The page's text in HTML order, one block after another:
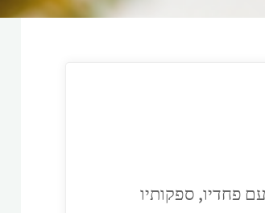
פחדיו, ספקותיו